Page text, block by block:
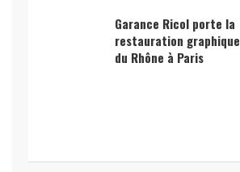
Garance Ricol porte la
restauration graphique
du Rhône à Paris